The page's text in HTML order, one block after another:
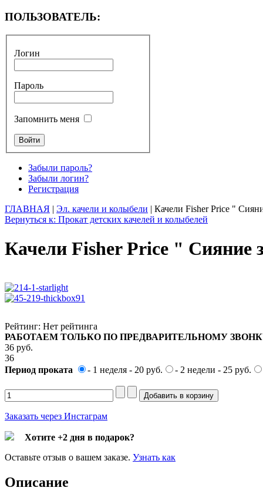
ПОЛЬЗОВАТЕЛЬ:
Логин
Пароль
Запомнить меня
Забыли пароль?
Забыли логин?
Регистрация
ГЛАВНАЯ | Эл. качели и колыбели | Качели Fisher Price "
Вернуться к: Прокат детских качелей и колыбелей
Качели Fisher Price " Сияние
Рейтинг: Нет рейтинга
РАБОТАЕМ ТОЛЬКО ПО ПРЕДВАРИТЕЛЬНОМУ
36 pуб.
36
Период проката
- 1 неделя - 20 руб. - 2 недели - 25 руб.
Заказать через Инстаграм
Хотите +2 дня в подарок?
Оставьте отзыв о вашем заказе. Узнать как
Описание